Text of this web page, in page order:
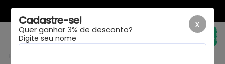
LAYOUT NOVO, MESMA LOJA
Total de
itens no
carrinho:
0
Home
x
Cadastre-se!
Quer ganhar 3% de desconto?
Digite seu nome